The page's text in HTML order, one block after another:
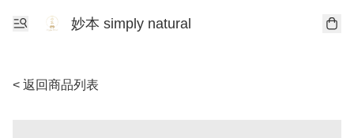
妙本 simply natural
< 返回商品列表